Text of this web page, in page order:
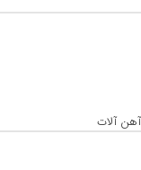
آلات